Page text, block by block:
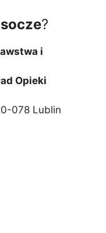
?
i
Opieki
078 Lublin